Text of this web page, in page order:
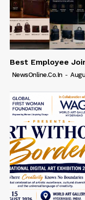
Best Employee
NewsOnline.co.in -